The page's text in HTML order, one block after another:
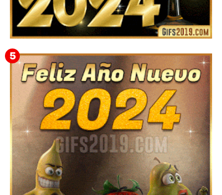
Feliz Año Nuevo 2024: Mensajes, Frases, Imágenes
GIF para Compartir en WhatsApp, Telegram e
Instagram